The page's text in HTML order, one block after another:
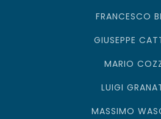
FRANCESCO
GIUSEPPE
MARIO
LUIGI
MASSIMO